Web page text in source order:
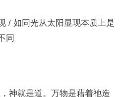
/ 如同光从太阳显现本质上是
同
神就是道。万物是藉着祂造